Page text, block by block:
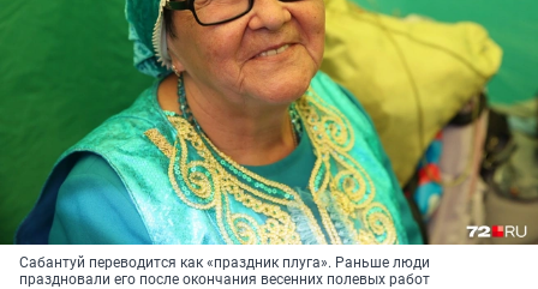
Сабантуй переводится как «праздник плуга». Раньше люди
праздновали его после окончания весенних полевых работ